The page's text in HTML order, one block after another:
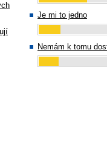
Je mi to jedno
Nemám k tomu